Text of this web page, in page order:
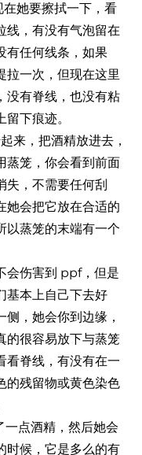
她要擦拭一下，看
线，有没有气泡留在
有任何线条，如果
拉一次，但现在这里
没有脊线，也没有粘
下痕迹。
来，把酒精放进去，
蒸笼，你会看到前面
失，不需要任何刮
她会把它放在合适的
以蒸笼的末端有一个
会伤害到 ppf，但是
基本上自己下去好
，她会你到边缘，
的很容易放下与蒸笼
看脊线，有没有在一
的残留物或黄色染色
一点酒精，然后她会
时候，它是多么的有